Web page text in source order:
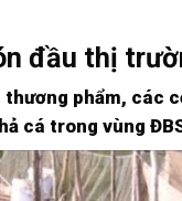
đầu thị
phẩm, các
cá trong vùng